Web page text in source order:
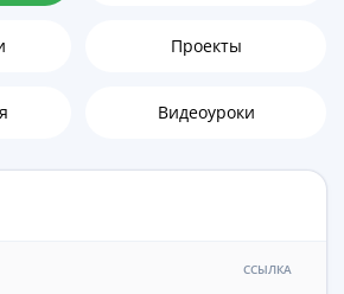
Проекты
Видеоуроки
ССЫЛКА